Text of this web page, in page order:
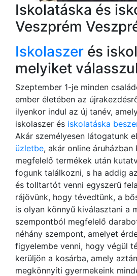
Iskolatáska és
Veszprém
Iskolaszer és
melyiket
Szeptember 1-je minden
ember életében az
ilyenkor indul az új tanév,
iskolaszer és iskolatáska
Akár személyesen látogatunk
üzletbe, akár online áruházban
megfelelő termékek után
fogunk találkozni, s ha addig
és tolltartót venni egyszerű
rájövünk, hogy tévedtünk, a
is olyan könnyű kiválasztani a
szempontból megfelelő
néhány szempont, amelyet
figyelembe venni, hogy végül
kerüljön a kosárba, amely
megkönnyíti gyermekeink